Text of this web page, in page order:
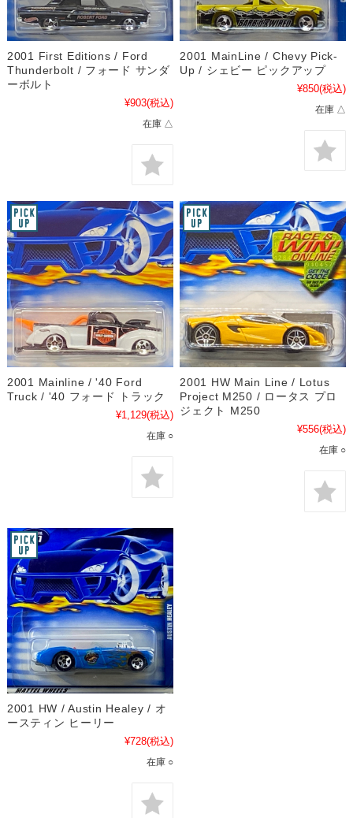
2001 First Editions / Ford
Thunderbolt / フォード サンダ
ーボルト
¥903(税込)
在庫 △
2001 MainLine / Chevy Pick-
Up / シェビー ピックアップ
¥850(税込)
在庫 △
2001 Mainline / '40 Ford
Truck / '40 フォード トラック
¥1,129(税込)
在庫 ○
2001 HW Main Line / Lotus
Project M250 / ロータス プロ
ジェクト M250
¥556(税込)
在庫 ○
2001 HW / Austin Healey / オ
ースティン ヒーリー
¥728(税込)
在庫 ○